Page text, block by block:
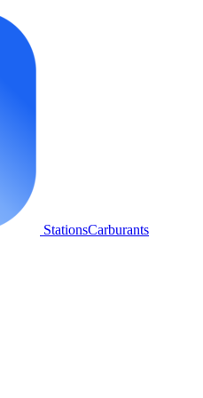
StationsCarburants